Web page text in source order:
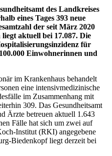
des Landkreises
eines Tages 393 neue
der seit März 2020
aktuell bei 17.087. Die
für
Einwohnerinnen und
im Krankenhaus behandelt
eine intensivmedizinische
im Zusammenhang mit
309. Das Gesundheitsamt
Ärzte betreuen aktuell 1.643
Fälle hat sich um zwei auf
Institut (RKI) angegebene
Biedenkopf liegt derzeit bei